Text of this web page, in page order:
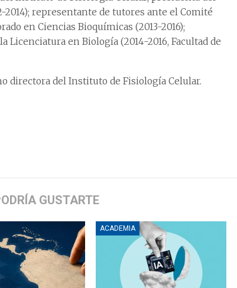
2014); representante de tutores ante el Comité
en Ciencias Bioquímicas (2013-2016);
en Biología (2014-2016, Facultad de
directora del Instituto de Fisiología Celular.
GUSTARTE
ACADEMIA